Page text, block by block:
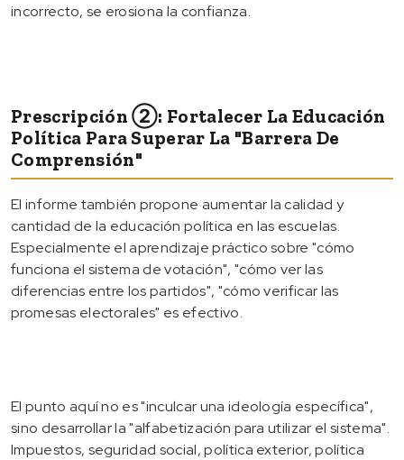
incorrecto, se erosiona la confianza.
Prescripción ②: Fortalecer La Educación
Política Para Superar La "barrera De
Comprensión"
El informe también propone aumentar la calidad y
cantidad de la educación política en las escuelas.
Especialmente el aprendizaje práctico sobre "cómo
funciona el sistema de votación", "cómo ver las
diferencias entre los partidos", "cómo verificar las
promesas electorales" es efectivo.
El punto aquí no es "inculcar una ideología específica",
sino desarrollar la "alfabetización para utilizar el sistema".
Impuestos, seguridad social, política exterior, política